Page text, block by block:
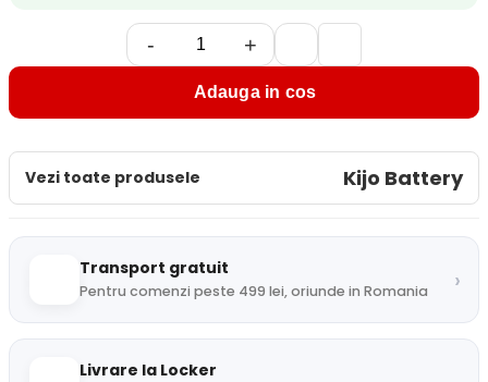
- +
Adauga in cos
Kijo Battery
Vezi toate produsele
Transport gratuit
Pentru comenzi peste 499 lei, oriunde in Romania ›
Livrare la Locker